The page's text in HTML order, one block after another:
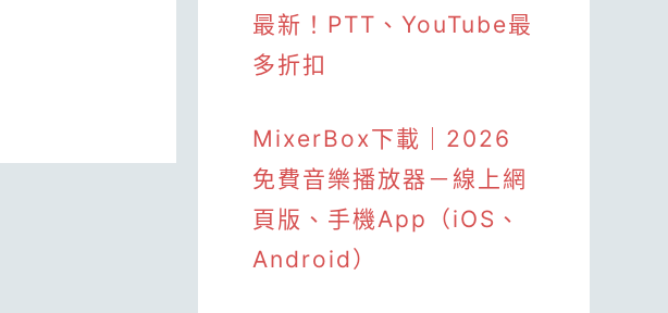
最新！PTT、YouTube最
多折扣
MixerBox下載｜2026
免費音樂播放器－線上網
頁版、手機App（iOS、
Android）